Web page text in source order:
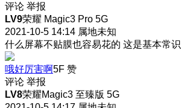
评论 举报
LV9荣耀 Magic3 Pro 5G
2021-10-5 14:14 属地未知
什么屏幕不贴膜也容易花的 这是基本常识
哦好厉害啊5F 赞
评论 举报
LV8荣耀Magic3 至臻版 5G